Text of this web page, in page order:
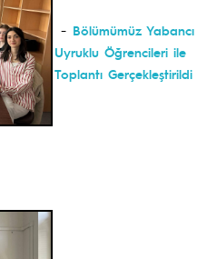
- Bölümümüz Yabancı
Uyruklu Öğrencileri ile
Toplantı Gerçekleştirildi